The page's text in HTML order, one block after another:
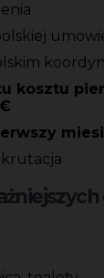
kosztu